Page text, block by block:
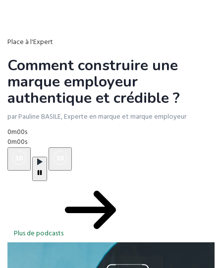
Place à l'Expert
Comment construire une
marque employeur
authentique et crédible ?
par Pauline BASILE, Experte en marque et marque employeur
0m00s
0m00s
Plus de podcasts